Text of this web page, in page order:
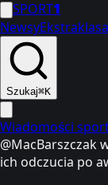
SPORT1
NewsyEkstraklasa
Szukaj⌘K
Wiadomości
@MacBarszczak
ich odczucia po